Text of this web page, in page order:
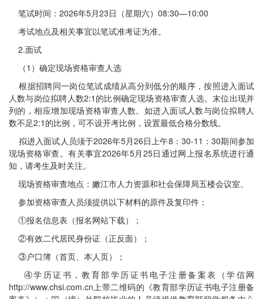
笔试时间：2026年5月23日（星期六）08:30—10:00
考试地点及相关事宜以笔试准考证为准。
2.面试
（1）确定现场资格审查人选
根据招聘同一岗位笔试成绩从高分到低分的顺序，按照进入面试
人数与岗位拟聘人数2:1的比例确定现场资格审查人选。末位出现并
列的，相应增加现场资格审查人数。如进入面试人数与岗位拟聘人
数不足2:1的比例，可不设开考比例，设置最低合格分数线。
拟进入面试人员须于2026年5月26日上午8：30-11：30期间参加
现场资格审查。有关事宜2026年5月25日通过网上报名系统进行通
知，请考生及时关注。
现场资格审查地点：嫩江市人力资源和社会保障局五楼会议室。
参加资格审查人员须提供以下材料的原件及复印件：
①报名信息表（报名网站下载）；
②有效二代居民身份证（正反面）；
③户口簿（首页、本人页）；
④学历证书，教育部学历证书电子注册备案表（学信网
http://www.chsi.com.cn上带二维码的《教育部学历证书电子注册备